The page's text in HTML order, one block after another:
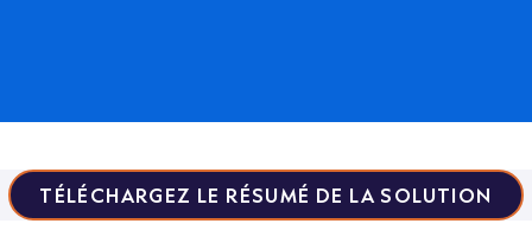
TÉLÉCHARGEZ LE RÉSUMÉ DE LA SOLUTION